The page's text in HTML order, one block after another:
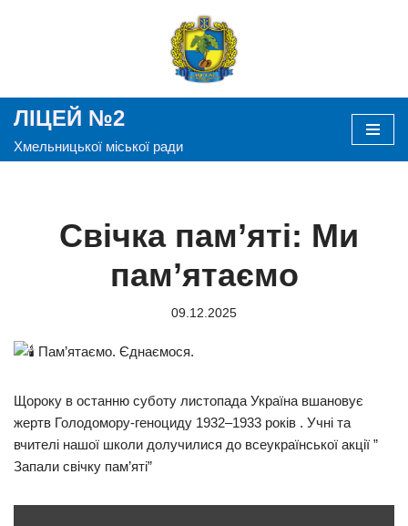
ЛІЦЕЙ №2
Хмельницької міської ради
Свічка пам’яті: Ми
пам’ятаємо
09.12.2025
Пам’ятаємо. Єднаємося.
Щороку в останню суботу листопада Україна вшановує
жертв Голодомору-геноциду 1932–1933 років . Учні та
вчителі нашої школи долучилися до всеукраїнської акції ”
Запали свічку пам’яті”